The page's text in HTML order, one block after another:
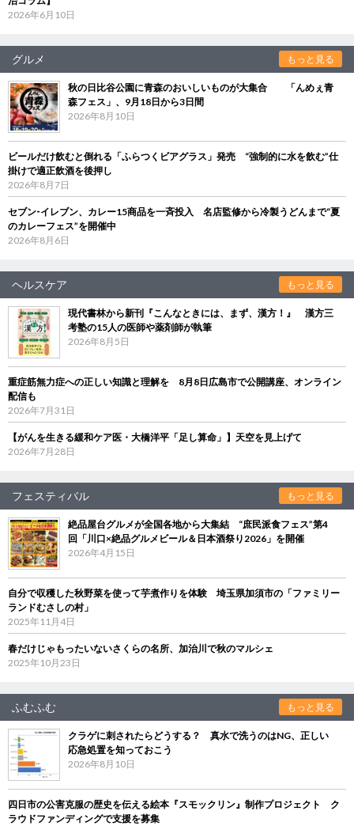
2026年6月10日
グルメ もっと見る
秋の日比谷公園に青森のおいしいものが大集合 「んめぇ青
森フェス」、9月18日から3日間
2026年8月10日
ビールだけ飲むと倒れる「ふらつくビアグラス」発売 “強制的に水を飲む”仕
掛けで適正飲酒を後押し
2026年8月7日
セブン‐イレブン、カレー15商品を一斉投入 名店監修から冷製うどんまで“夏
のカレーフェス”を開催中
2026年8月6日
ヘルスケア もっと見る
現代書林から新刊『こんなときには、まず、漢方！』 漢方三
考塾の15人の医師や薬剤師が執筆
2026年8月5日
重症筋無力症への正しい知識と理解を 8月8日広島市で公開講座、オンライン
配信も
2026年7月31日
【がんを生きる緩和ケア医・大橋洋平「足し算命」】天空を見上げて
2026年7月28日
フェスティバル もっと見る
絶品屋台グルメが全国各地から大集結 “庶民派食フェス”第4
回「川口×絶品グルメビール＆日本酒祭り2026」を開催
2026年4月15日
自分で収穫した秋野菜を使って芋煮作りを体験 埼玉県加須市の「ファミリー
ランドむさしの村」
2025年11月4日
春だけじゃもったいないさくらの名所、加治川で秋のマルシェ
2025年10月23日
ふむふむ もっと見る
クラゲに刺されたらどうする？ 真水で洗うのはNG、正しい
応急処置を知っておこう
2026年8月10日
四日市の公害克服の歴史を伝える絵本『スモックリン』制作プロジェクト ク
ラウドファンディングで支援を募集